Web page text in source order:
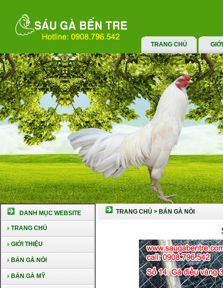
TRANG CHỦ
DANH MỤC WEBSITE
TRANG CHỦ
GIỚI THIỆU
BÁN GÀ NÒI
BÁN GÀ MỸ
TRANG CHỦ > BÁN GÀ NÒI